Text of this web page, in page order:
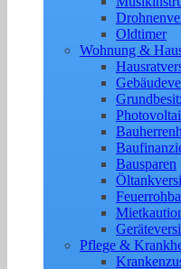
Oldtimer
Wohnung &
Bausparen
Pflege &